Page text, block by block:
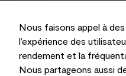
Nous faisons appel à
l’expérience des
rendement et la
Nous partageons aussi